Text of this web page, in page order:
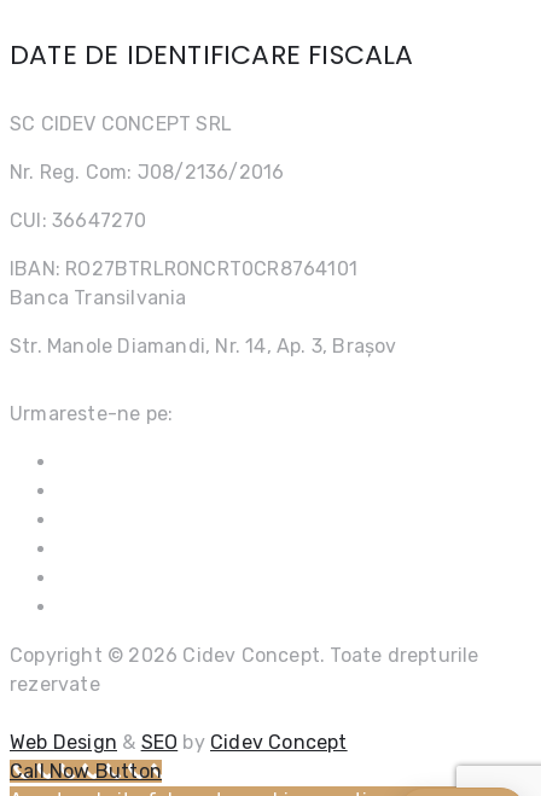
DATE DE IDENTIFICARE FISCALA
SC CIDEV CONCEPT SRL
Nr. Reg. Com: J08/2136/2016
CUI: 36647270
IBAN: RO27BTRLRONCRT0CR8764101
Banca Transilvania
Str. Manole Diamandi, Nr. 14, Ap. 3, Brașov
Urmareste-ne pe:
Copyright © 2026 Cidev Concept. Toate drepturile
rezervate
Web Design & SEO by Cidev Concept
Call Now Button